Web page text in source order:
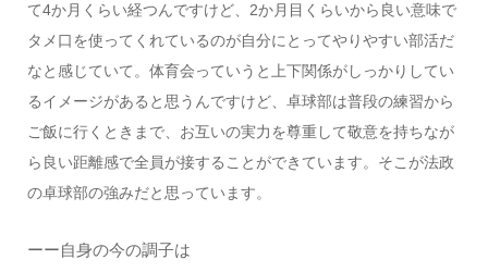
て4か月くらい経つんですけど、2か月目くらいから良い意味で
タメ口を使ってくれているのが自分にとってやりやすい部活だ
なと感じていて。体育会っていうと上下関係がしっかりしてい
るイメージがあると思うんですけど、卓球部は普段の練習から
ご飯に行くときまで、お互いの実力を尊重して敬意を持ちなが
ら良い距離感で全員が接することができています。そこが法政
の卓球部の強みだと思っています。
ーー自身の今の調子は